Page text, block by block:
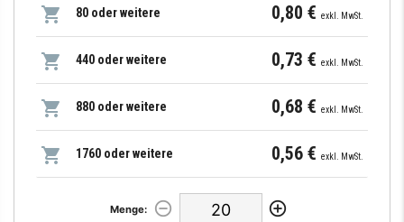
80 oder weitere 0,80 €exkl. MwSt.
440 oder weitere 0,73 €exkl. MwSt.
880 oder weitere 0,68 €exkl. MwSt.
1760 oder weitere 0,56 €exkl. MwSt.
Menge: